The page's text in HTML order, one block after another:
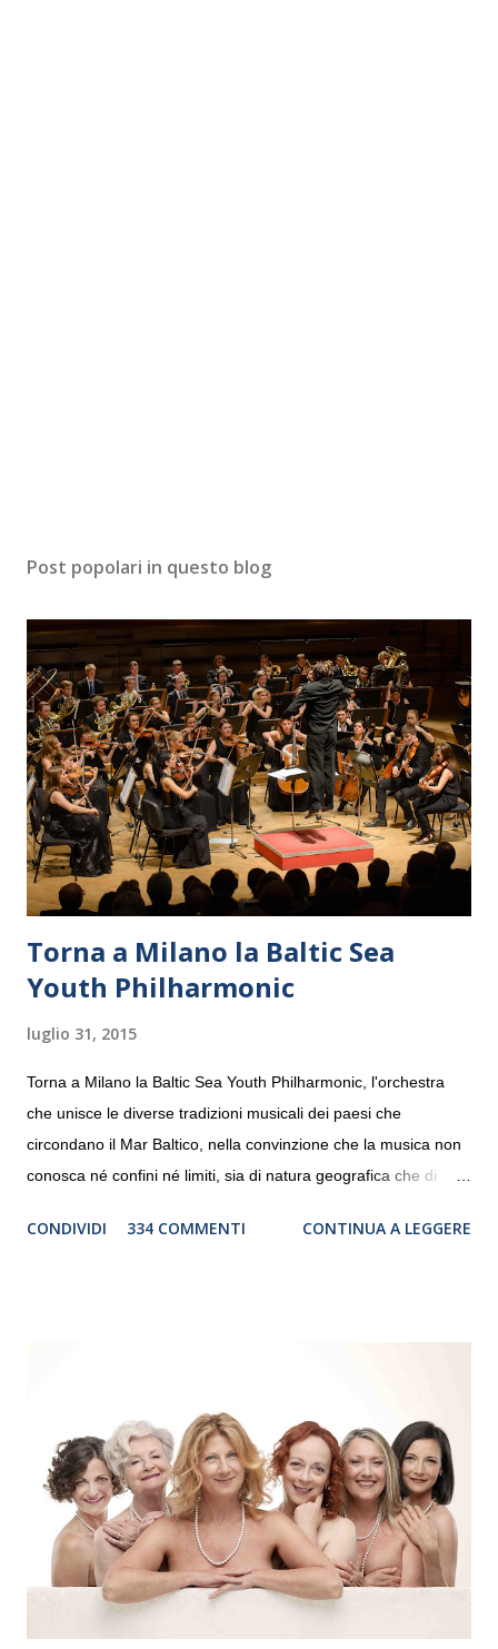
Post popolari in questo blog
Torna a Milano la Baltic Sea
Youth Philharmonic
luglio 31, 2015
Torna a Milano la Baltic Sea Youth Philharmonic, l'orchestra
che unisce le diverse tradizioni musicali dei paesi che
circondano il Mar Baltico, nella convinzione che la musica non
conosca né confini né limiti, sia di natura geografica che di
debutterà il 10 settembre a Heiden, in Germania, e toccherà, in
“Settembre dell’Accademia” dove si esibirà per il secondo anno
consecutivo. Il pubblico milanese avrà il piacere di applaudire i
giovani artisti della Baltic Sea Youth Philharmonic per la quarta
volta. L’orchestra, fondata nel 2008 da Kristjan Järvi (affiancato
da un prestigioso consiglio di consulent...
CONDIVIDI 334 COMMENTI CONTINUA A LEGGERE